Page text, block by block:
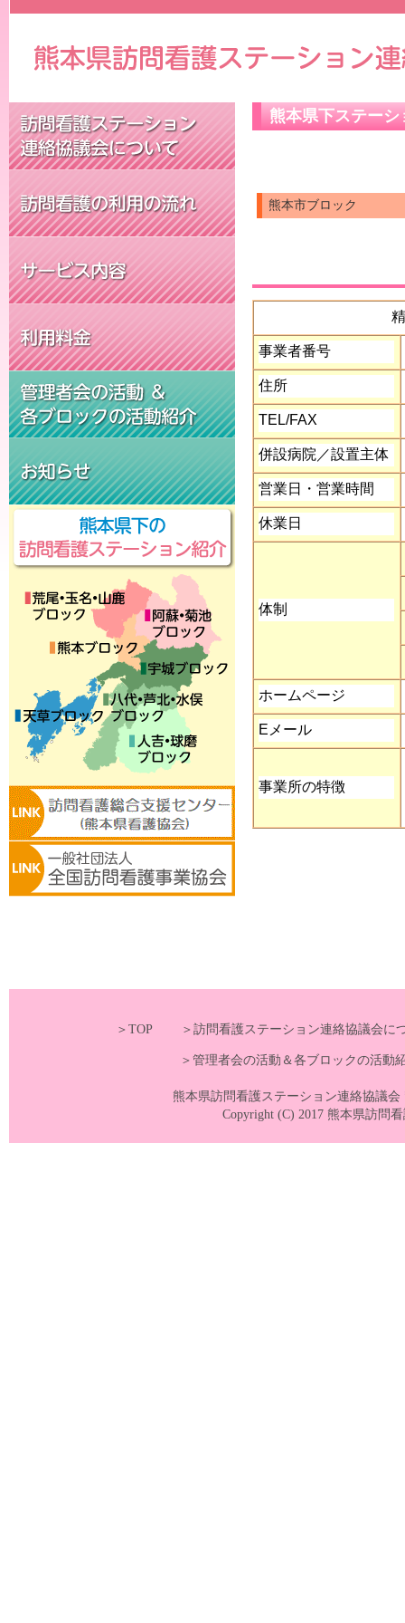
熊本県下ステーシ
熊本市ブロック
事業者番号
住所
TEL/FAX
併設病院／設置主体
営業日・営業時間
休業日
体制
ホームページ
E メール
事業所の特徴
＞TOP ＞訪問看護ステーション連絡協議会に
＞管理者会の活動＆各ブロックの活動
熊本県訪問看護ステーション連絡協議会
Copyright (C) 2017 熊本県訪問